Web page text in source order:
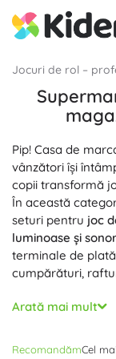
Jocuri de rol –
Pip! Casa de
vânzători își
copii transformă
În această
seturi pentru joc
luminoase și
terminale de
cumpărături,
Jocul de magazin
exersează
Seturile pentru
Arată mai mult
RecomandămCel